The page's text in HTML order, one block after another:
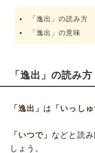
「逸出」の読み方
「逸出」の意味
「逸出」の読み方
「逸出」 は 「いっしゅ
「いつで」 などと読
しょう。